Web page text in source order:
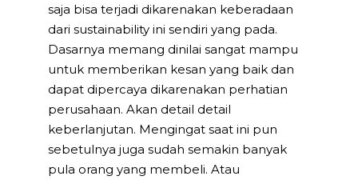
saja bisa terjadi dikarenakan keberadaan
dari sustainability ini sendiri yang pada.
Dasarnya memang dinilai sangat mampu
untuk memberikan kesan yang baik dan
dapat dipercaya dikarenakan perhatian
perusahaan. Akan detail detail
keberlanjutan. Mengingat saat ini pun
sebetulnya juga sudah semakin banyak
pula orang yang membeli. Atau